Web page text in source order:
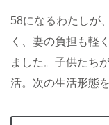
58になるわたしが
く、妻の負担も軽
ました。子供たち
活。次の生活形態